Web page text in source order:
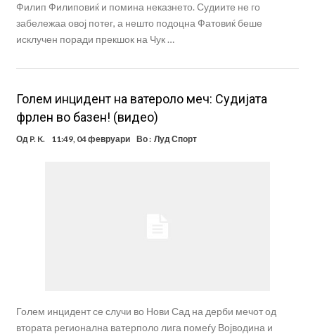
Филип Филиповиќ и помина неказнето. Судиите не го
забележаа овој потег, а нешто подоцна Фатовиќ беше
исклучен поради прекшок на Чук …
Голем инцидент на ватероло меч: Судијата
фрлен во базен! (видео)
Од P. K. 11:49, 04 февруари Во : Луд Спорт
Голем инцидент се случи во Нови Сад на дерби мечот од
втората регионална ватерполо лига помеѓу Војводина и